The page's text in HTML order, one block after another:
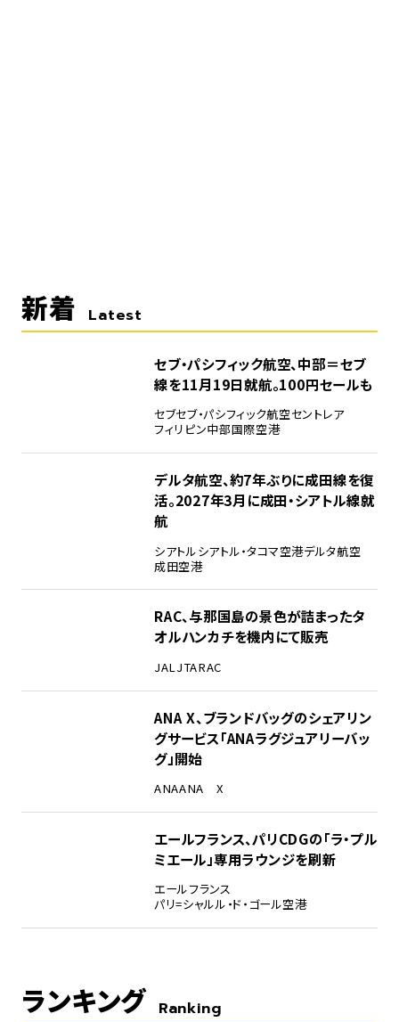
新着 Latest
セブ・パシフィック航空、中部＝セブ
線を11月19日就航。100円セールも
セブセブ・パシフィック航空セントレア
フィリピン中部国際空港
デルタ航空、約7年ぶりに成田線を復
活。2027年3月に成田・シアトル線就
航
シアトルシアトル・タコマ空港デルタ航空
成田空港
RAC、与那国島の景色が詰まったタ
オルハンカチを機内にて販売
JALJTARAC
ANA X、ブランドバッグのシェアリン
グサービス「ANAラグジュアリーバッ
グ」開始
ANAANA X
エールフランス、パリCDGの「ラ・プル
ミエール」専用ラウンジを刷新
エールフランス
パリ=シャルル・ド・ゴール空港
ランキング Ranking